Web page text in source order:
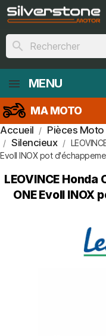
search
MENU
MA MOTO
Accueil Pièces Moto
Silencieux
EvoII INOX pot
LEOVINCE Honda
ONE EvoII INOX